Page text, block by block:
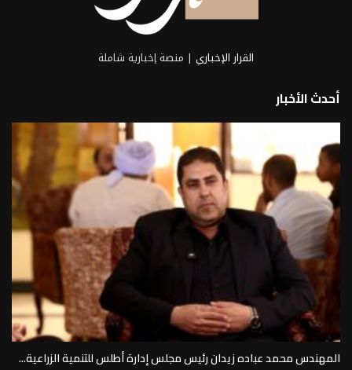
القرار الإخباري | منصة إخبارية شاملة
أحدث الأخبار
المهندس محمد عباده زيدان رئيس مجلس إدارة أطلس للتنمية الزراعية...